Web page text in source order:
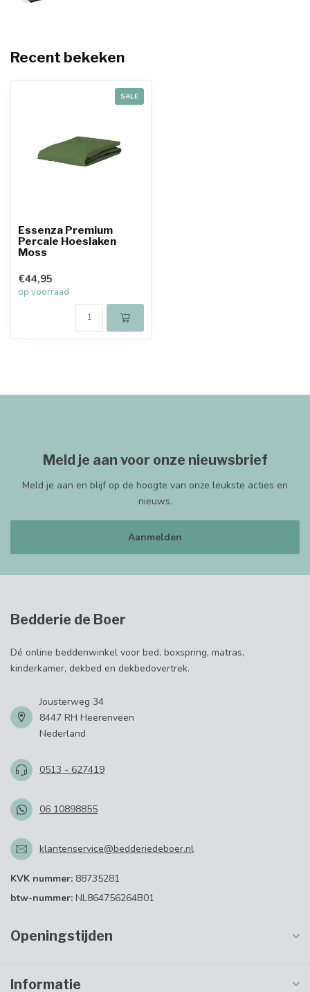
Recent bekeken
SALE
Essenza Premium
Percale Hoeslaken
Moss
€44,95
op voorraad
Meld je aan voor onze nieuwsbrief
Meld je aan en blijf op de hoogte van onze leukste acties en
nieuws.
Aanmelden
Bedderie de Boer
Dé online beddenwinkel voor bed, boxspring, matras,
kinderkamer, dekbed en dekbedovertrek.
Jousterweg 34
8447 RH Heerenveen
Nederland
0513 - 627419
06 10898855
klantenservice@bedderiedeboer.nl
KVK nummer: 88735281
btw-nummer: NL864756264B01
Openingstijden
Informatie